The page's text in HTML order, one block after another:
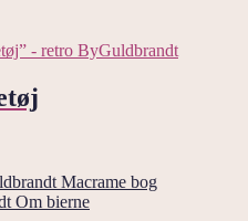
Macrame bog
Om bierne